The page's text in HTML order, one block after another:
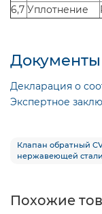
6,7 Уплотнение
Документы
Декларация о
Экспертное
Клапан обратный
нержавеющей стали
Похожие